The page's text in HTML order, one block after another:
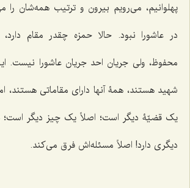
پهلوانیم، می‌رویم بیرون و ترتیب همه‌شان
در عاشورا نبود. حالا حمزه چقدر مقام
محفوظ، ولی جریان احد جریان عاشورا
شهید هستند، همۀ آنها دارای مقاماتی هستند،
یک قضیّۀ دیگر است؛ اصلاً یک چیز دیگر
دیگری دارد! اصلاً مسئله‌اش فرق می‌کند.